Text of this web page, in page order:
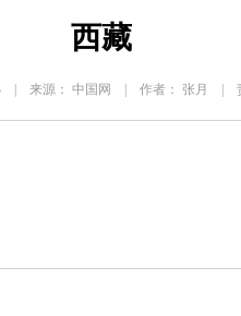
西藏
03 | 来源： 中国网 | 作者： 张月 |